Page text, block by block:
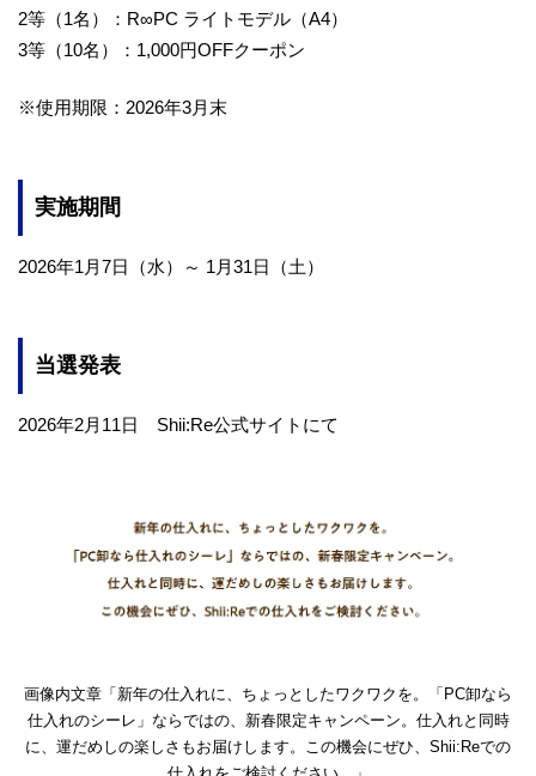
2等（1名）：R∞PC ライトモデル（A4）
3等（10名）：1,000円OFFクーポン
※使用期限：2026年3月末
実施期間
2026年1月7日（水）～ 1月31日（土）
当選発表
2026年2月11日 Shii:Re公式サイトにて
画像内文章「新年の仕入れに、ちょっとしたワクワクを。「PC卸なら
仕入れのシーレ」ならではの、新春限定キャンペーン。仕入れと同時
に、運だめしの楽しさもお届けします。この機会にぜひ、Shii:Reでの